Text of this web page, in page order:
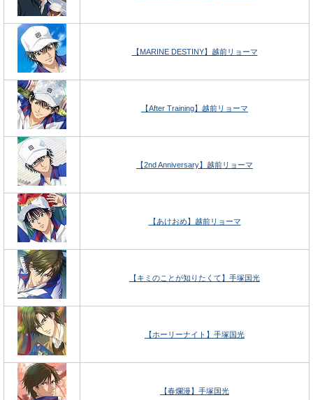
【MARINE DESTINY】越前リョーマ
【After Training】越前リョーマ
【2nd Anniversary】越前リョーマ
【あけおめ】越前リョーマ
【キミのことが知りたくて】手塚国光
【ホーリーナイト】手塚国光
【春爛漫】手塚国光